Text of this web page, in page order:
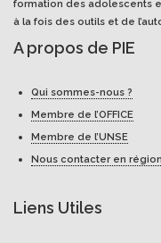
formation des adolescents
à la fois des outils et de
A propos de PIE
Qui sommes-nous ?
Membre de l’OFFICE
Membre de l’UNSE
Nous contacter en
Liens Utiles